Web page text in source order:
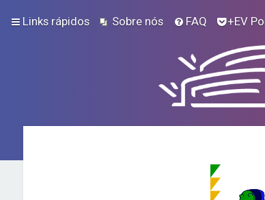
Links rápidos Sobre nós FAQ +EV